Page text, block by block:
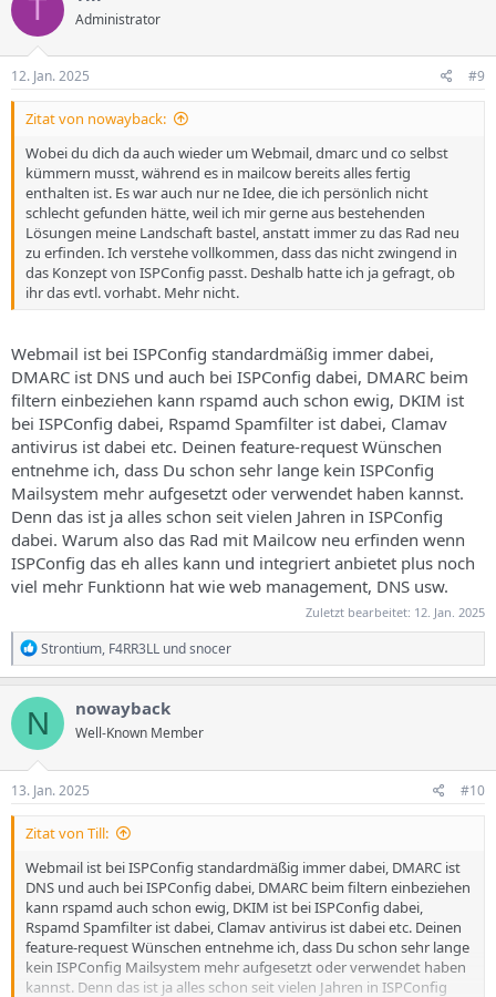
Administrator
12. Jan. 2025 #9
Zitat von nowayback:
Wobei du dich da auch wieder um Webmail, dmarc und co selbst
kümmern musst, während es in mailcow bereits alles fertig
enthalten ist. Es war auch nur ne Idee, die ich persönlich nicht
schlecht gefunden hätte, weil ich mir gerne aus bestehenden
Lösungen meine Landschaft bastel, anstatt immer zu das Rad neu
zu erfinden. Ich verstehe vollkommen, dass das nicht zwingend in
das Konzept von ISPConfig passt. Deshalb hatte ich ja gefragt, ob
ihr das evtl. vorhabt. Mehr nicht.
Webmail ist bei ISPConfig standardmäßig immer dabei,
DMARC ist DNS und auch bei ISPConfig dabei, DMARC beim
filtern einbeziehen kann rspamd auch schon ewig, DKIM ist
bei ISPConfig dabei, Rspamd Spamfilter ist dabei, Clamav
antivirus ist dabei etc. Deinen feature-request Wünschen
entnehme ich, dass Du schon sehr lange kein ISPConfig
Mailsystem mehr aufgesetzt oder verwendet haben kannst.
Denn das ist ja alles schon seit vielen Jahren in ISPConfig
dabei. Warum also das Rad mit Mailcow neu erfinden wenn
ISPConfig das eh alles kann und integriert anbietet plus noch
viel mehr Funktionn hat wie web management, DNS usw.
Zuletzt bearbeitet: 12. Jan. 2025
R
e
a
k
i
o
n
e
Strontium, F4RR3LL undsnocer
N nowayback
Well-Known Member
13. Jan. 2025 #10
Zitat von Till:
Webmail ist bei ISPConfig standardmäßig immer dabei, DMARC ist
DNS und auch bei ISPConfig dabei, DMARC beim filtern einbeziehen
kann rspamd auch schon ewig, DKIM ist bei ISPConfig dabei,
Rspamd Spamfilter ist dabei, Clamav antivirus ist dabei etc. Deinen
feature-request Wünschen entnehme ich, dass Du schon sehr lange
kein ISPConfig Mailsystem mehr aufgesetzt oder verwendet haben
kannst. Denn das ist ja alles schon seit vielen Jahren in ISPConfig